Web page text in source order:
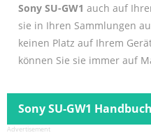
Sony SU-GW1 auch auf
sie in Ihren Sammlungen
keinen Platz auf Ihrem
können Sie sie immer auf
Sony SU-GW1
Advertisement